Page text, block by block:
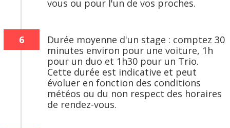
vous ou pour l'un de vos proches.
6
Durée moyenne d'un stage : comptez 30
minutes environ pour une voiture, 1h
pour un duo et 1h30 pour un Trio.
Cette durée est indicative et peut
évoluer en fonction des conditions
météos ou du non respect des horaires
de rendez-vous.